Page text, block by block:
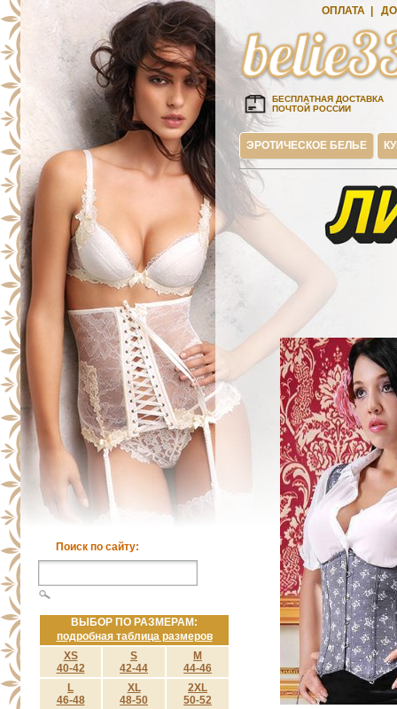
Поиск по сайту:
ВЫБОР ПО РАЗМЕРАМ:
подробная таблица размеров
XS
40-42
S
42-44
M
44-46
L
46-48
XL
48-50
2XL
50-52
ОПЛАТА
БЕСПЛАТНАЯ ДОСТАВКА
ПОЧТОЙ РОССИИ
ЭРОТИЧЕСКОЕ БЕЛЬЕ